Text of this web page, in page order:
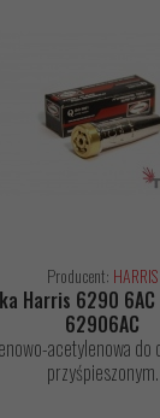
Producent: HARRIS
Harris 6290
62906AC
acetylenowa do
przyśpieszonym.